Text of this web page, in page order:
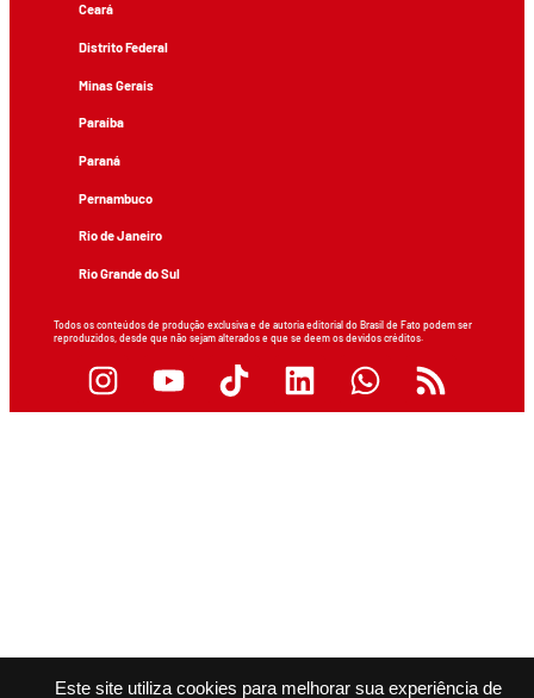
Este site utiliza cookies para melhorar sua experiência de
Ceará
Distrito Federal
Minas Gerais
Paraíba
Paraná
Pernambuco
Rio de Janeiro
Rio Grande do Sul
Todos os conteúdos de produção exclusiva e de autoria editorial do Brasil de Fato podem ser
reproduzidos, desde que não sejam alterados e que se deem os devidos créditos.